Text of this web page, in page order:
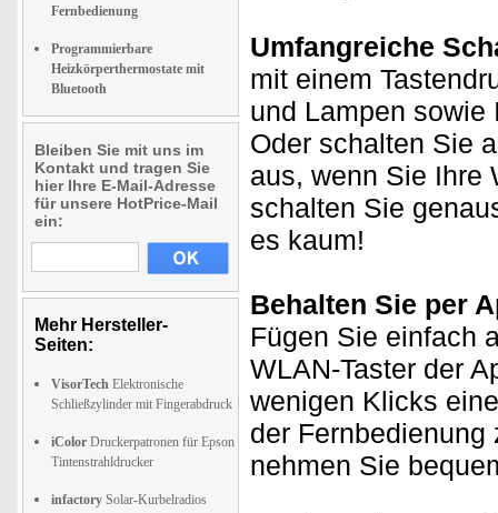
Fernbedienung
Programmierbare
Heizkörperthermostate mit
Bluetooth
Bleiben Sie mit uns im
Kontakt und tragen Sie
hier Ihre E-Mail-Adresse
für unsere HotPrice-Mail
ein:
Mehr Hersteller-
Seiten:
VisorTech Elektronische
Schließzylinder mit Fingerabdruck
iColor Druckerpatronen für Epson
Tintenstrahldrucker
infactory Solar-Kurbelradios
Umfangreiche
mit einem
und Lampen
Oder schalten Sie
aus, wenn Sie Ihre
schalten Sie
es kaum!
Behalten Sie per
Fügen Sie einfach
WLAN-Taster der
wenigen Klicks
der
nehmen Sie